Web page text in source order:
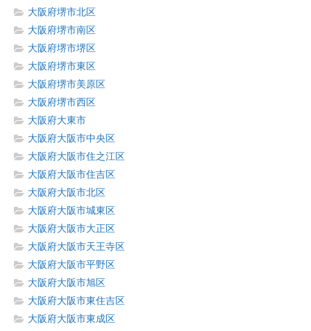
大阪府堺市北区
大阪府堺市南区
大阪府堺市堺区
大阪府堺市東区
大阪府堺市美原区
大阪府堺市西区
大阪府大東市
大阪府大阪市中央区
大阪府大阪市住之江区
大阪府大阪市住吉区
大阪府大阪市北区
大阪府大阪市城東区
大阪府大阪市大正区
大阪府大阪市天王寺区
大阪府大阪市平野区
大阪府大阪市旭区
大阪府大阪市東住吉区
大阪府大阪市東成区